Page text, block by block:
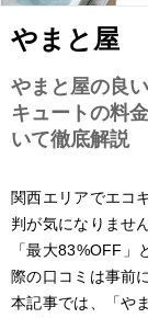
やまと屋
やまと屋の良
キュートの料
いて徹底解説
関西エリアでエコ
判が気になりませ
「最大83%OFF
際の口コミは事前
本記事では、「や